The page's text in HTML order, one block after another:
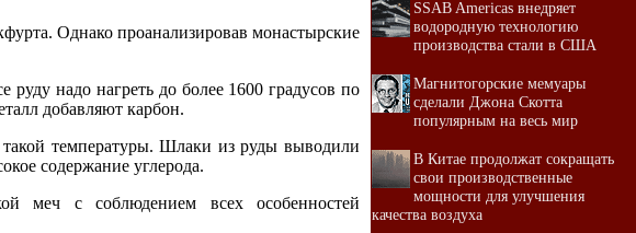
Однако проанализировав монастырские
руду надо нагреть до более 1600 градусов по
добавляют карбон.
температуры. Шлаки из руды выводили
содержание углерода.
меч с соблюдением всех особенностей
SSAB Americas внедряет
водородную технологию
производства стали в США
Магнитогорские мемуары
сделали Джона Скотта
популярным на весь мир
В Китае продолжат сокращать
свои производственные
мощности для улучшения
качества воздуха